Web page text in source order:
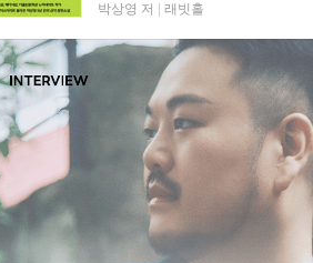
박상영 저 래빗홀